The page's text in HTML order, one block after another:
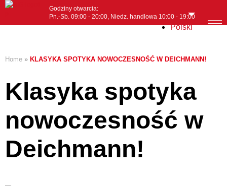
Polski
Godziny otwarcia:
Pn.-Sb. 09:00 - 20:00, Niedz. handlowa 10:00 - 19:00
Home » KLASYKA SPOTYKA NOWOCZESNOŚĆ W DEICHMANN!
Klasyka spotyka
nowoczesność w
Deichmann!